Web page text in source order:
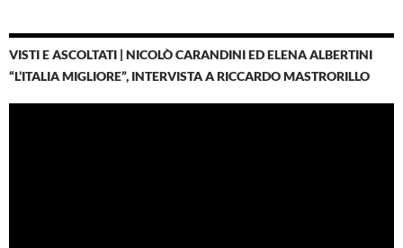
VISTI E ASCOLTATI | NICOLÒ CARANDINI ED ELENA ALBERTINI
“L’ITALIA MIGLIORE”, INTERVISTA A RICCARDO MASTRORILLO